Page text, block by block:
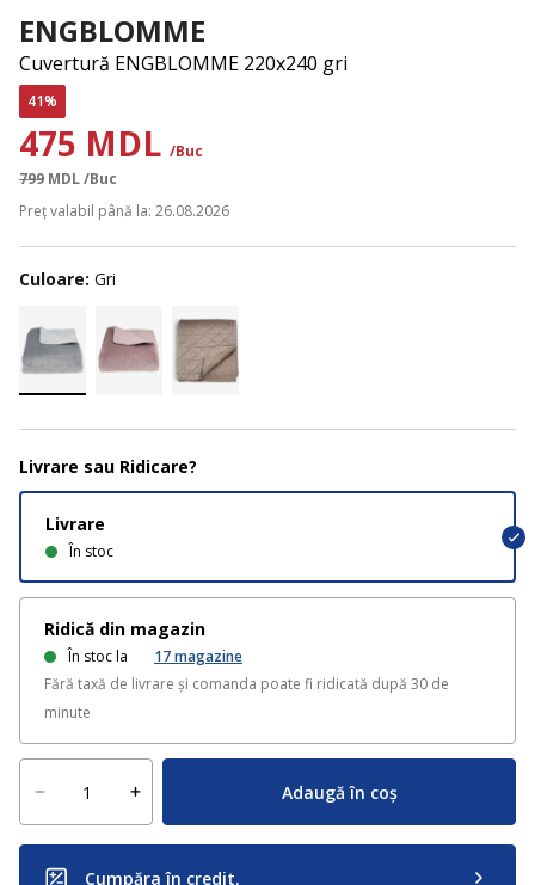
ENGBLOMME
Cuvertură ENGBLOMME 220x240 gri
41%
475 MDL /Buc
799 MDL/Buc
Preț valabil până la: 26.08.2026
Culoare: Gri
Livrare sau Ridicare?
Livrare
În stoc
Ridică din magazin
În stoc la 17magazine
Fără taxă de livrare și comanda poate fi ridicată după 30 de
minute
Adaugă în coș
Cumpăra în credit.